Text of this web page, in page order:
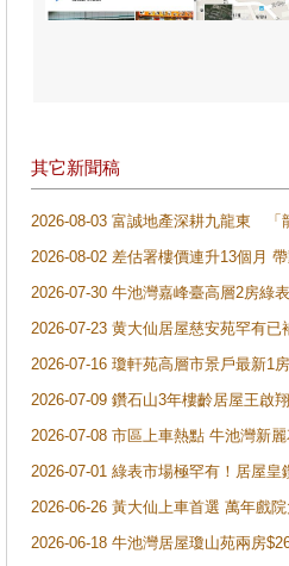
其它新聞稿
2026-08-03 富誠地產深耕九龍東 「
2026-08-02 差估署樓價連升13個月
2026-07-30 牛池灣嘉峰臺高層2房綠
2026-07-23 黄大仙居屋慈安苑罕有
2026-07-16 瓊軒苑高層市景戶最新1
2026-07-09 鑽石山3年樓齡居屋王啟
2026-07-08 市區上車熱點 牛池灣新
2026-07-01 綠表市場極罕有！居屋
2026-06-26 黃大仙上車首選 萬年戲
2026-06-18 牛池灣居屋瓊山苑兩房